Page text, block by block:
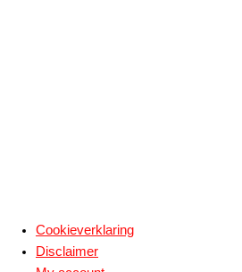
Cookieverklaring
Disclaimer